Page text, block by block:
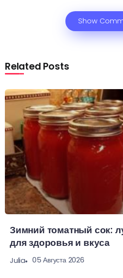
Show
Related Posts
Зимний томатный сок:
для здоровья и вкуса
Julia 05 Августа 2026